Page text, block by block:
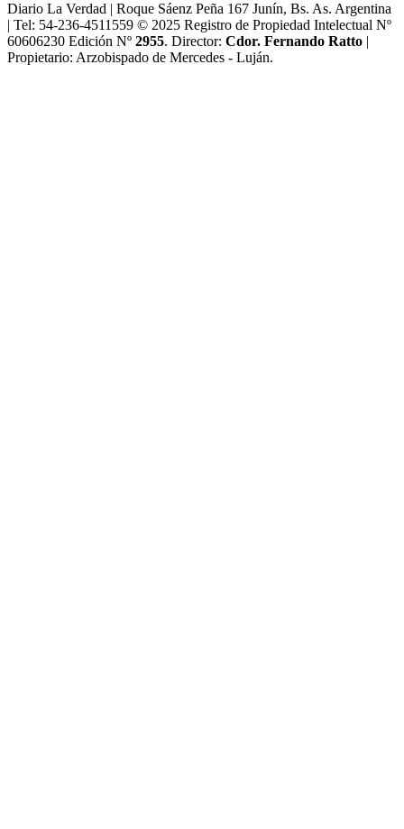
Diario La Verdad | Roque Sáenz Peña 167 Junín, Bs. As. Argentina
| Tel: 54-236-4511559 © 2025 Registro de Propiedad Intelectual Nº
60606230 Edición Nº 2955. Director:​ Cdor. Fernando Ratto |
Propietario:​ Arzobispado de Mercedes - Luján.